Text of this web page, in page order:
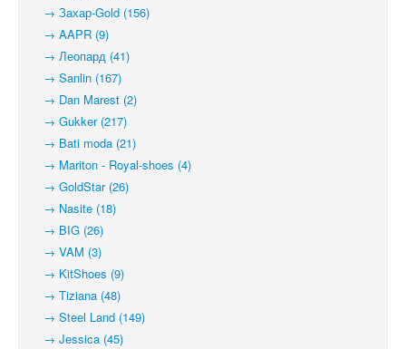
→ Захар-Gold (156)
→ AAPR (9)
→ Леопард (41)
→ Sanlin (167)
→ Dan Marest (2)
→ Gukker (217)
→ Bati moda (21)
→ Mariton - Royal-shoes (4)
→ GoldStar (26)
→ Nasite (18)
→ BIG (26)
→ VAM (3)
→ KitShoes (9)
→ Tiziana (48)
→ Steel Land (149)
→ Jessica (45)